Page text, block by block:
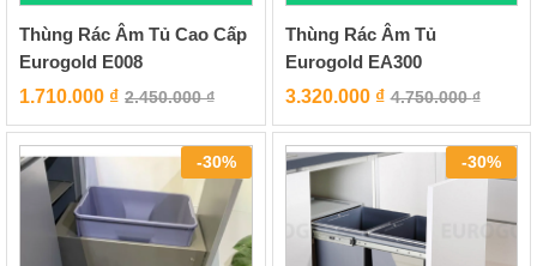
Thùng Rác Âm Tủ Cao Cấp
Eurogold E008
1.710.000 ₫ 2.450.000₫
Thùng Rác Âm Tủ
Eurogold EA300
3.320.000 ₫ 4.750.000₫
-30% -30%